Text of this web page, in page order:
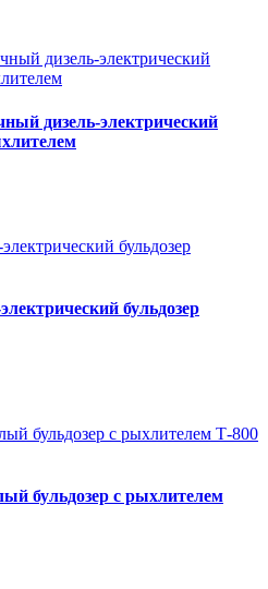
дизель-электрический
бульдозер
бульдозер с рыхлителем